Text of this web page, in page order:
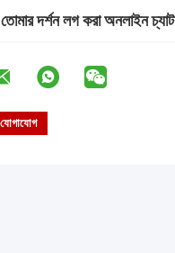
তোমার দর্শন লগ করা অনলাইন